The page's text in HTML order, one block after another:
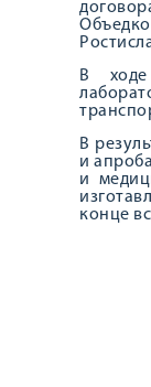
В ходе
В
и
и
конце